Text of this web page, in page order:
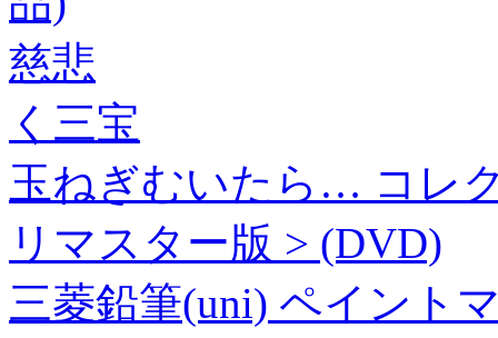
慈悲
く三宝
玉ねぎむいたら… コレ
リマスター版 > (DVD)
三菱鉛筆(uni) ペイント